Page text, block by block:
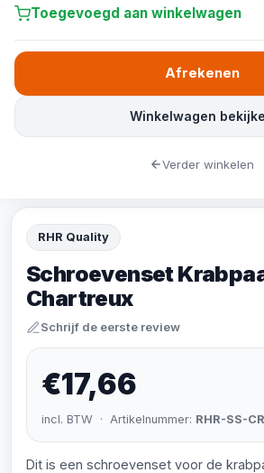
RHR Quality
Schroevenset
Chartreux
Schrijf de eerste review
€17,66
incl. BTW · Artikelnummer: RHR-SS-
Dit is een schroevenset voor de
Toegevoegd aan winkelwagen
Winkelwagen
Afrekenen
Verder winkelen